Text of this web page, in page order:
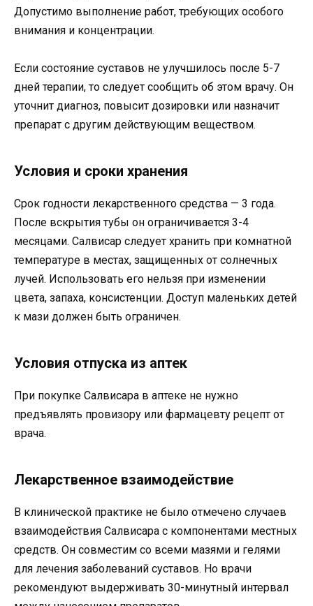
Допустимо выполнение работ, требующих особого
внимания и концентрации.
Если состояние суставов не улучшилось после 5-7
дней терапии, то следует сообщить об этом врачу. Он
уточнит диагноз, повысит дозировки или назначит
препарат с другим действующим веществом.
Условия и сроки хранения
Срок годности лекарственного средства — 3 года.
После вскрытия тубы он ограничивается 3-4
месяцами. Салвисар следует хранить при комнатной
температуре в местах, защищенных от солнечных
лучей. Использовать его нельзя при изменении
цвета, запаха, консистенции. Доступ маленьких детей
к мази должен быть ограничен.
Условия отпуска из аптек
При покупке Салвисара в аптеке не нужно
предъявлять провизору или фармацевту рецепт от
врача.
Лекарственное взаимодействие
В клинической практике не было отмечено случаев
взаимодействия Салвисара с компонентами местных
средств. Он совместим со всеми мазями и гелями
для лечения заболеваний суставов. Но врачи
рекомендуют выдерживать 30-минутный интервал